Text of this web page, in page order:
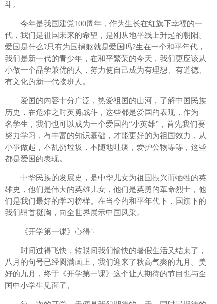
斗。
今年是我国建党100周年，作为生长在红旗下幸福的一
代，我们是祖国未来的希望，是刚从地平线上升起的朝阳。
爱国是什么?只有为国捐躯就是爱国吗?生在一个和平年代，
我们是新一代的青少年，在和平繁荣的今天，我们更应该从
小做一个品学兼优的人，努力使自己成为有理想、有道德、
有文化的新一代接班人。
爱国的内容十分广泛，热爱祖国的山河，了解中国民族
历史，在危难之时英勇战斗，这些都是爱国的表现，作为一
名学生，我们也可以成为一个爱国的“小英雄”，首先我们要
努力学习，有丰富的知识基础，才能更好的为祖国效力，从
小事做起，不乱扔垃圾，不随地吐痰，爱护公物等等，这些
都是爱国的表现。
中华民族的发展史，是中华儿女为祖国振兴而牺牲的英
雄史，他们是伟大的英雄儿女，他们是英勇的革命烈士，他
们是我们最好的学习榜样。在当今的和平年代下，国旗下的
我们昂首挺胸，向全世界展示中国风采。
《开学第一课》心得5
时间过得飞快，转眼间我们愉快的暑假生活又结束了，
八月的句号已经圆满画上，我们迎来了秋高气爽的九月。美
好的九月，终于《开学第一课》这个让人期待的节目也与全
国中小学生见面了。